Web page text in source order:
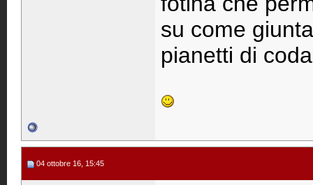
su come
pianetti di
04 ottobre 16, 15:45